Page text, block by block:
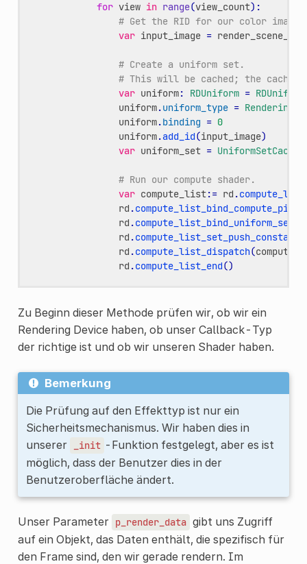
for view in range(view_count):
# Get the RID for our color
var input_image =
# Create a uniform set.
# This will be cached; the cache
var uniform: RDUniform = RDUniform
uniform.uniform_type =
uniform.binding = 0
uniform.add_id(input_image)
var uniform_set =
# Run our compute shader.
var compute_list:= rd .
rd .
rd .compute_list_bind_uniform_set
rd .compute_list_set_push_constant
rd .compute_list_dispatch(
rd .compute_list_end()
Zu Beginn dieser Methode prüfen wir, ob wir ein
Rendering Device haben, ob unser Callback-Typ
der richtige ist und ob wir unseren Shader haben.
Bemerkung
Die Prüfung auf den Effekttyp ist nur ein
Sicherheitsmechanismus. Wir haben dies in
unserer
_init -Funktion festgelegt, aber es ist
möglich, dass der Benutzer dies in der
Benutzeroberfläche ändert.
Unser Parameter p_render_data gibt uns Zugriff
auf ein Objekt, das Daten enthält, die spezifisch für
den Frame sind, den wir gerade rendern. Im